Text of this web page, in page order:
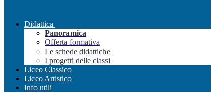
Didattica
Panoramica
Offerta formativa
Le schede didattiche
I progetti delle classi
Liceo Classico
Liceo Artistico
Info utili